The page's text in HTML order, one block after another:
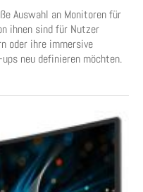
Auswahl an Monitoren für
ihnen sind für Nutzer
oder ihre immersive
neu definieren möchten.